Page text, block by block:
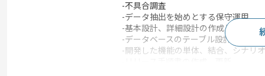
-不具合調査
-データ抽出を始めとする保守運用
-基本設計、詳細設計の作成と更新
-データベースのテーブル設計とテー
-開発した機能の単体、結合、シナリ